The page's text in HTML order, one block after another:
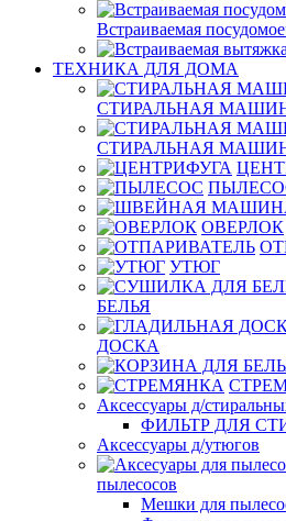
Встраиваемая
ТЕХНИКА ДЛЯ ДОМА
СТИРАЛЬНАЯ
СТИРАЛЬНАЯ
ОВЕРЛОК
УТЮГ
БЕЛЬЯ
ДОСКА
Аксессуары д/
ФИЛЬТР ДЛЯ
Аксессуары д/утюгов
пылесосов
Мешки для